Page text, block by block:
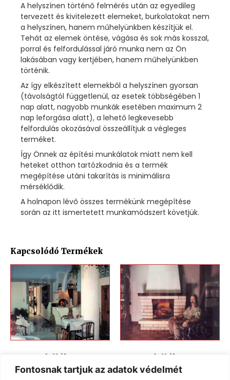
Fontosnak tartjuk az adatok védelmét
A helyszínen történő felmérés után az egyedileg
tervezett és kivitelezett elemeket, burkolatokat nem
a helyszínen, hanem műhelyünkben készítjük el.
Tehát az elemek öntése, vágása és sok más kosszal,
porral és felfordulással járó munka nem az Ön
lakásában vagy kertjében, hanem műhelyünkben
történik.
Az így elkészített elemekből a helyszínen gyorsan
(távolságtól függetlenül, az esetek többségében 1
nap alatt, nagyobb munkák esetében maximum 2
nap leforgása alatt), a lehető legkevesebb
felfordulás okozásával összeállítjuk a végleges
terméket.
Így Önnek az építési munkálatok miatt nem kell
heteket otthon tartózkodnia és a termék
megépítése utáni takarítás is minimálisra
mérséklődik.
A holnapon lévő összes termékünk megépítése
során az itt ismertetett munkamódszert követjük.
Kapcsolódó Termékek
Kandallók KK-10 Kandallók KK-02